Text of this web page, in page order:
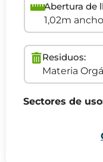
Abertura de
1,02m
Residuos:
Materia
Sectores de